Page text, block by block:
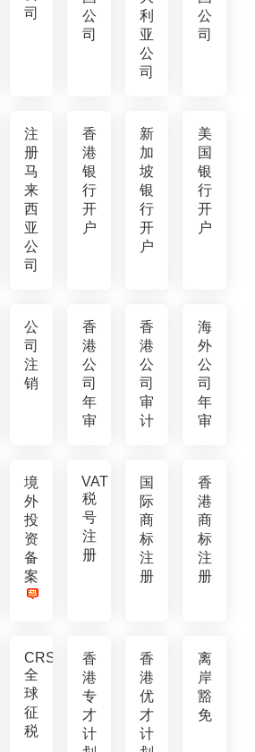
司
公
司
利
亚
公
司
公
司
注
册
马
来
西
亚
公
司
香
港
银
行
开
户
新
加
坡
银
行
开
户
美
国
银
行
开
户
公
司
注
销
香
港
公
司
年
审
香
港
公
司
审
计
海
外
公
司
年
审
境
外
投
资
备
案
VAT
税
号
注
册
国
际
商
标
注
册
香
港
商
标
注
册
CRS
全
球
征
税
香
港
专
才
计
香
港
优
才
计
离
岸
豁
免